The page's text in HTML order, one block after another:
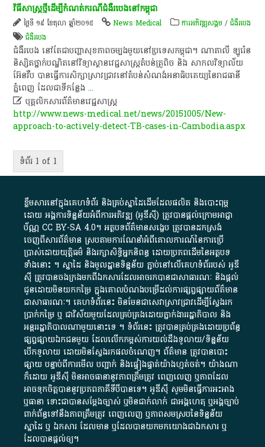
វិធីសាស្ត្រ​ថ្មី​ដើម្បី​កំណត់​ករណី​ជំងឺរបេង​នៅ​កម្ពុជា​
ថ្ងៃទី ១៩ ខែតុលា ឆ្នាំ២០១៥ News Medical ការ​អភិវឌ្ឍ​សង្គម /ជំងឺរបេង
ជំងឺរបេង
​ជំងឺរបេង​ នៅ​តែ​ជា​បញ្ហា​សុខភាព​ចម្បង​មួយ​នៅ​ប្រទេស​កម្ពុជា​។​ ណា​តា​លី​ ឡូ​រ៉េ​ន​
និស្សិត​ថ្នាក់បណ្ឌិត​នៅ​វិទ្យាស្ថាន​វេជ្ជសាស្ត្រ​តំបន់​ត្រូពិច​ និង​ សាកលវិទ្យាល័យ​
អ៊ែន​វឺ​ប​ បាន​ធ្វើការ​សិក្សា​ស្រាវជ្រាវ​នៅ​តំបន់​សំណង់​អនាធិបតេយ្យ​នៃ​រាជធានី​
ភ្នំពេញ​ ដែល​ជាទី​កន្លែង...
 បុគ្គលិកសារព័ត៌មានវេជ្ជសាស្រ្ត
http://www.news-medical.net/news/20151005/New-
approach-to-actively-detect-TB-cases-in-Cambodia.aspx
ទំព័រ 1 of 1
ខ្លឹមសារ​នៅ​ក្នុង​គេហទំព័រ និង​គ្រប់​ស្នា​ដៃ​ដើម​ដែល​ផលិត​ និង​បោះពុម្ព​
ដោយ​ អង្គការ​ទិន្នន័យ​អំពី​ការអភិវឌ្ឍ​​ (អូ​ឌី​ស៊ី)​ ត្រូវ​បាន​ផ្តល់​ក្រោម​អាជ្ញា
ប័ណ្ណ​CC BY-SA 4.0។​ អត្ថបទ​ព័ត៌មាន​សង្ខេប​ ត្រូវ​បាន​ដកស្រង់​
ចេញពី​សារព័ត៌មាន ស្របតាមការ​ណែនាំ​អំពី​គោលការណ៍​នៃ​ការ​ប្រើ
ប្រាស់​ដោយ​យុត្តិធម៌​ និង​រក្សាសិទ្ធិអ្នកនិពន្ធ ដោយ​ប្រភពដើម​នៃ​​អត្ថបទ
ទាំង​នោះ​ ។​ ស្នាដៃ​ និង​មូលដ្ឋាន​ទិន្នន័យ ​ភ្ជាប់​នៅ​លើ​គេហទំព័រ​របស់​ អូ​ឌី​
ស៊ី​ ត្រូវ​បាន​ចងក្រង​មក​ពី​ឯកសារ​ដែល​អាច​រក​បានជា​សាធារណៈ​ និង​ផ្តល់​
ជូន​ដោយ​មិន​យក​កម្រៃ​ ក្នុង​គោលបំណង​បម្រើ​ដល់ការ​ផ្សព្វផ្សាយ​ព័ត៌មាន​
ជា​សាធារណៈ​។​ គេហទំព័រ​នេះ​ មិនមែន​ជា​សេវា​ស្រាវជ្រាវ​ដើម្បី​ស្វែងរក
ប្រាក់​កម្រៃ​ ឬ​ ជា​វិស័យ​មួយ​ដែល​គ្រប់គ្រង​ដោយ​ភ្នាក់ងារ​រដ្ឋាភិបាល​ និង ​
អន្តររដ្ឋាភិបាល​ណាមួយ​នោះ​ទេ ​។​ ទំព័រ​នេះ​ ត្រូវ​បាន​គ្រប់គ្រង​ដោយ​ប្រព័ន្ធ​
ផ្សព្វផ្សាយ​ឯកជន​មួយ​ ដែល​លើកកម្ពស់​ការ​យល់​ដឹង​ទូលាយ​/​ទិន្នន័យ​
បើក​ទូលាយ​ ដោយ​មិនស្វែង​រក​ផល​ចំណេញ​។​ ព័ត៌មាន​ ត្រូវ​បាន​បោះ
ផ្សាយ​ បន្ទាប់​ពី​ការ​មើល​ បញ្ជាក់​ និង​ផ្ទៀងផ្ទាត់​យ៉ាង​ហ្មត់ចត់​។​ យ៉ាងណា​
ក៏​ដោយ​ អូ​ឌី​ស៊ី​ មិន​អាច​ធានា​នូវ​ភាព​ត្រឹមត្រូវ​ ពេញលេញ​ ឬ​ភាព​ដែល​
អាច​ទុកចិត្ត​បាននូវ​ប្រភព​ភាគី​ទី​បី​បាន​ទេ​។​ អូ​ឌី​ស៊ី​ សូម​មិន​ធ្វើការ​អះអាង​
ឬ​ធានា​ ទោះជា​បាន​សម្តែង​ច្បាស់​ ឬ​មិន​ជាក់លាក់​ ជា​អង្គហេតុ​ ឬ​អង្គច្បាប់​
ពាក់ព័ន្ធ​ទៅ​នឹង​ភាព​ត្រឹមត្រូវ​ ពេញលេញ​ ឬ​ភាព​សម​ស្រប​នៃ​ទិន្នន័យ​
ស្នាដៃ​ ឬ​ ឯកសារ​ ដែល​មាន​ ឬ​ដែល​បាន​យក​មក​យោង​ជា​ឯកសារ​ ឬ​
ដែល​បាន​ផ្តល់​ឲ្យ​។